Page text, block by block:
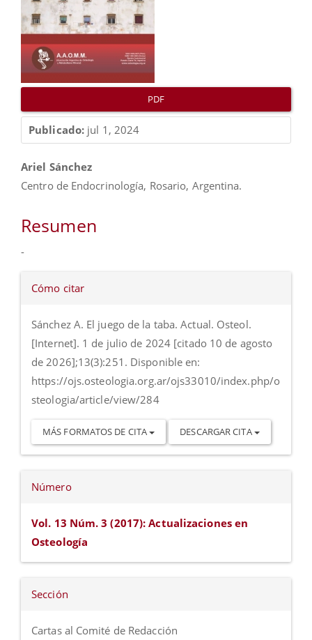
PDF
Publicado: jul 1, 2024
Contenido
principal
artículo
Ariel Sánchez
Centro de Endocrinología, Rosario, Argentina.
Resumen
-
Detalles
del
artículo
Cómo citar
Sánchez A. El juego de la taba. Actual. Osteol.
[Internet]. 1 de julio de 2024 [citado 10 de agosto
de 2026];13(3):251. Disponible en:
https://ojs.osteologia.org.ar/ojs33010/index.php/o
steologia/article/view/284
MÁS FORMATOS DE CITA DESCARGAR CITA
Número
Vol. 13 Núm. 3 (2017): Actualizaciones en
Osteología
Sección
Cartas al Comité de Redacción